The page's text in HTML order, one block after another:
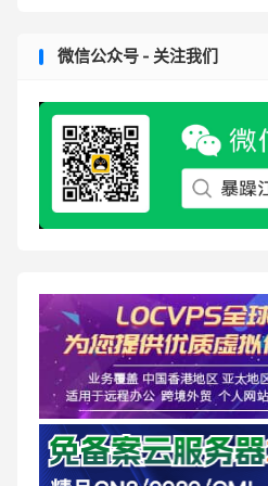
微信公众号 - 关注我们